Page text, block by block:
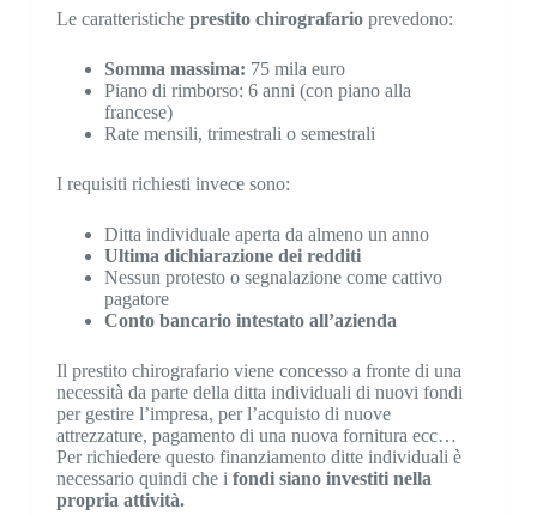
Le caratteristiche prestito chirografarioprevedono:
Somma massima: 75 mila euro
Piano di rimborso: 6 anni (con piano alla
francese)
Rate mensili, trimestrali o semestrali
I requisiti richiesti invece sono:
Ditta individuale aperta da almeno un anno
Ultima dichiarazione dei redditi
Nessun protesto o segnalazione come cattivo
pagatore
Conto bancario intestato all’azienda
Il prestito chirografario viene concesso a fronte di una
necessità da parte della ditta individuali di nuovi fondi
per gestire l’impresa, per l’acquisto di nuove
attrezzature, pagamento di una nuova fornitura ecc…
Per richiedere questo finanziamento ditte individuali è
necessario quindi che i fondi siano investiti nella
propria attività.